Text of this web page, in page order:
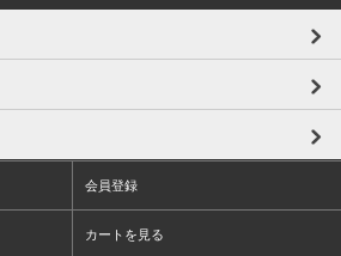
会員登録
カートを見る